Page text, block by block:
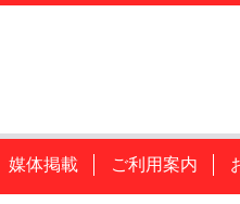
媒体掲載 ご利用案内